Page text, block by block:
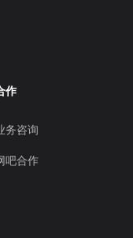
作
务咨询
吧合作